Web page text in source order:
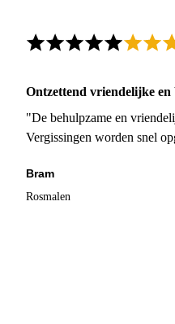
Ontzettend vriendelijke
"De behulpzame en
Vergissingen worden snel
Bram
Rosmalen